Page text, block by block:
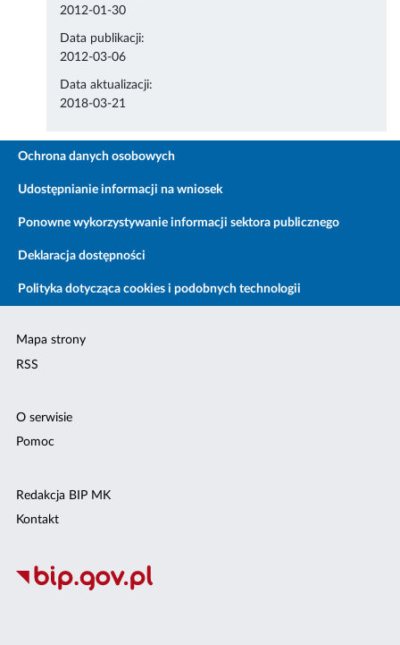
2012-01-30
Data publikacji:
2012-03-06
Data aktualizacji:
2018-03-21
Ochrona danych osobowych
Udostępnianie informacji na wniosek
Ponowne wykorzystywanie informacji sektora publicznego
Deklaracja dostępności
Polityka dotycząca cookies i podobnych technologii
Mapa strony
RSS
O serwisie
Pomoc
Redakcja BIP MK
Kontakt